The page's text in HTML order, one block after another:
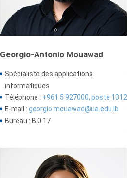
Georgio-Antonio Mouawad
Spécialiste des applications
informatiques
Téléphone : +961 5 927000, poste 1312
E-mail : georgio.mouawad@ua.edu.lb
Bureau : B.0.17